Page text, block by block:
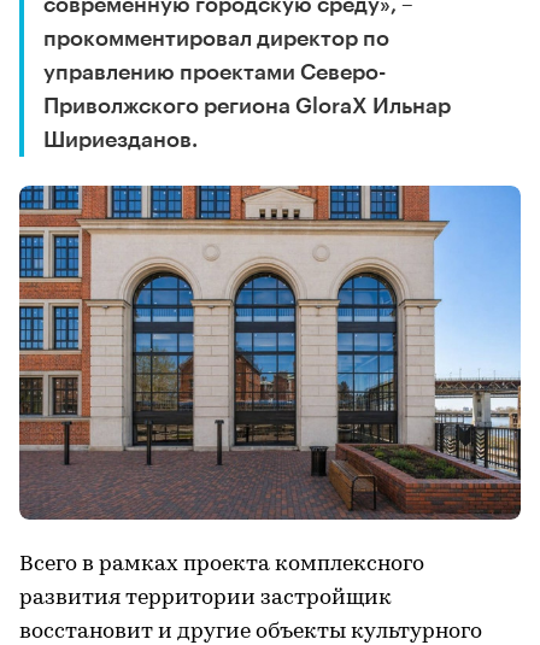
современную городскую среду», –
прокомментировал директор по
управлению проектами Северо-
Приволжского региона GloraX Ильнар
Шириезданов.
Всего в рамках проекта комплексного
развития территории застройщик
восстановит и другие объекты культурного